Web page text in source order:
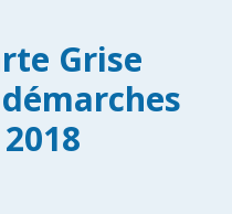
Grise